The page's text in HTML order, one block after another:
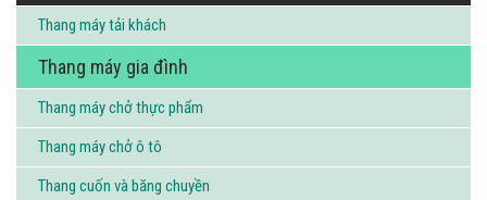
Thang máy tải khách
Thang máy gia đình
Thang máy chở thực phẩm
Thang máy chở ô tô
Thang cuốn và băng chuyền